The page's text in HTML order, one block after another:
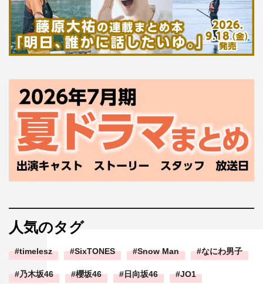
人気のタグ
timelesz SixTONES Snow Man なにわ男子
乃木坂46 櫻坂46 日向坂46 JO1